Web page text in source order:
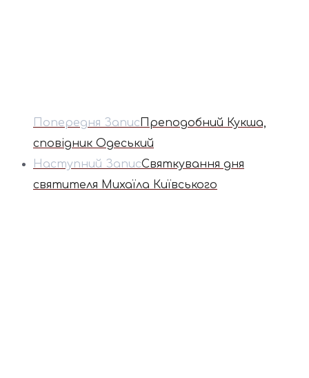
Попередня ЗаписПреподобний Кукша,
сповідник Одеський
Наступний ЗаписСвяткування дня
святителя Михаїла Київського